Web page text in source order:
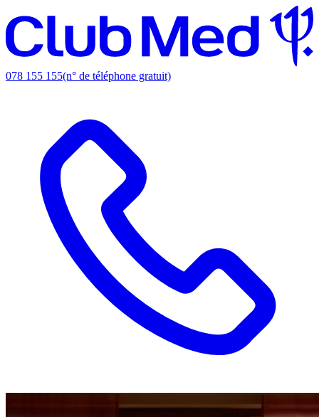
078 155 155(n° de téléphone gratuit)